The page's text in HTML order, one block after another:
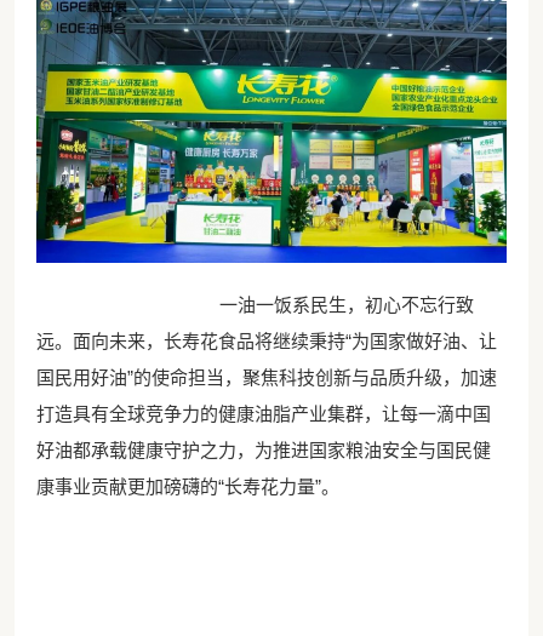
一油一饭系民生，初心不忘行致
远。面向未来，长寿花食品将继续秉持“为国家做好油、让
国民用好油”的使命担当，聚焦科技创新与品质升级，加速
打造具有全球竞争力的健康油脂产业集群，让每一滴中国
好油都承载健康守护之力，为推进国家粮油安全与国民健
康事业贡献更加磅礴的“长寿花力量”。